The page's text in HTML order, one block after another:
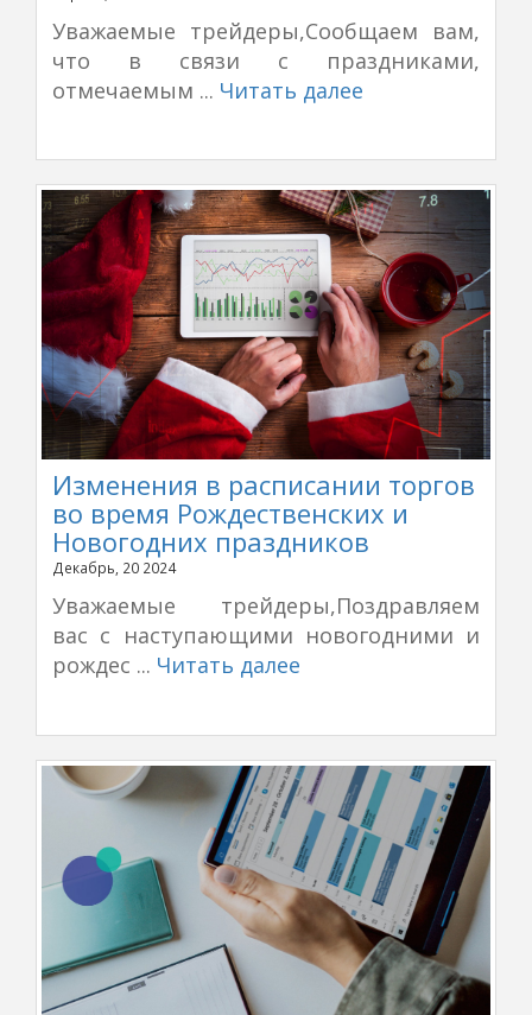
Уважаемые трейдеры,Сообщаем вам,
что в связи с праздниками,
отмечаемым ... Читать далее
Изменения в расписании торгов
во время Рождественских и
Новогодних праздников
Декабрь, 20 2024
Уважаемые трейдеры,Поздравляем
вас с наступающими новогодними и
рождес ... Читать далее